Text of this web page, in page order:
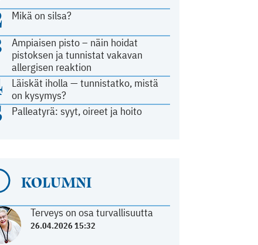
Mikä on silsa?
Ampiaisen pisto – näin hoidat
pistoksen ja tunnistat vakavan
allergisen reaktion
Läiskät iholla — tunnistatko, mistä
on kysymys?
Palleatyrä: syyt, oireet ja hoito
KOLUMNI
Terveys on osa turvallisuutta
26.04.2026 15:32